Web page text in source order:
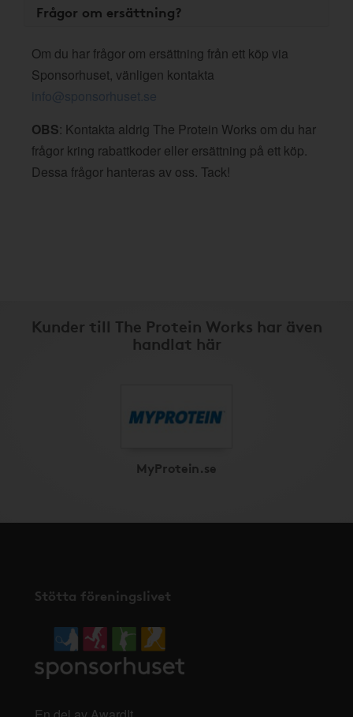
Frågor om ersättning?
Om du har frågor om ersättning från ett köp via
Sponsorhuset, vänligen kontakta
info@sponsorhuset.se
OBS: Kontakta aldrig The Protein Works om du har
frågor kring rabattkoder eller ersättning på ett köp.
Dessa frågor hanteras av oss. Tack!
Kunder till The Protein Works har även
handlat här
MyProtein.se
Stötta föreningslivet